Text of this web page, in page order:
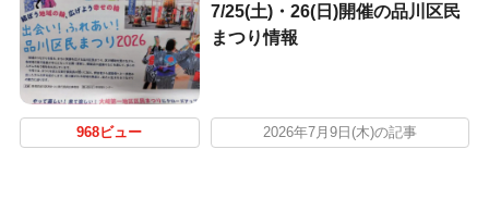
7/25(土)・26(日)開催の品川区民
まつり情報
968ビュー 2026年7月9日(木)の記事